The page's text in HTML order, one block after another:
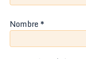
Nombre*